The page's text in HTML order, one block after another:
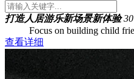
打造人居游乐新场景新体验
Focus on building child
查看详细